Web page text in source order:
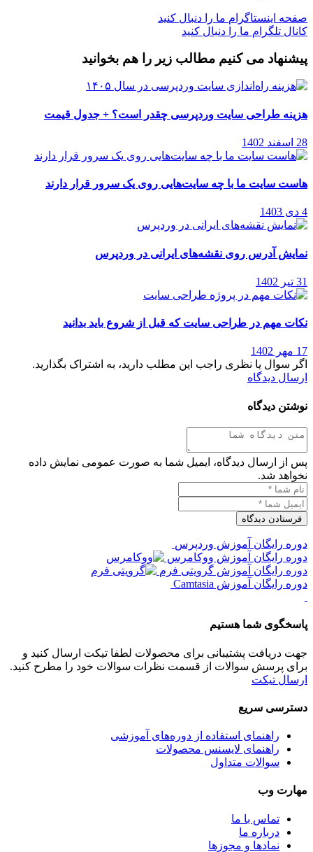
صفحه اینستاگرام ما را دنبال کنید
کانال تلگرام ما را دنبال کنید
پیشنهاد می کنیم مطالب زیر را هم بخوانید
هزینه طراحی سایت وردپرسی چقدر است؟ + جدول قیمت
28 اسفند 1402
هاست سایت ما با چه سایت‌هایی روی یک سرور قرار دارند
4 دی 1403
نمایش آدرس روی نقشه‌‌های ایرانی در وردپرس
31 تیر 1402
نکات مهم در طراحی سایت که قبل از شروع باید بدانید
17 مهر 1402
اگر سوال یا نظری راجب این مطلب دارید، به اشتراک بگذارید.
ارسال دیدگاه
نوشتن دیدگاه
پس از ارسال دیدگاه، ایمیل شما به صورت عمومی نمایش داده
نخواهد شد.
دوره رایگان آموزش وردپرس
دوره رایگان آموزش ووکامرس
دوره رایگان آموزش گرویتی فرم
دوره رایگان آموزش Camtasia
پاسخگوی شما هستیم
جهت دریافت پشتیبانی برای محصولات لطفا تیکت ارسال کنید و
برای پرسش سوالات از قسمت نظرات سوالات خود را مطرح کنید.
ارسال تیکت
دسترسی سریع
راهنمای استفاده از دوره‌های آموزشی
راهنمای لایسنس محصولات
سوالات متداول
مهارت وب
تماس با ما
درباره ما
نماد‌ها و مجوزها